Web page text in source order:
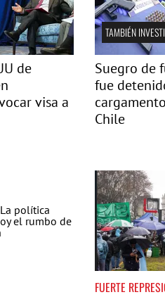
de
visa a
TAMBIÉN
Suegro de
fue
Chile
FUERTE